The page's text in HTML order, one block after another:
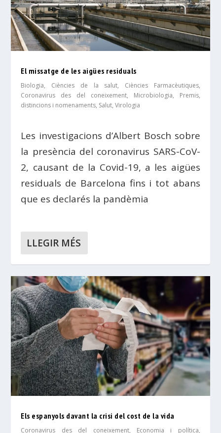
El missatge de les aigües residuals
Biologia, Ciències de la salut, Ciències Farmacèutiques,
Coronavirus des del coneixement, Microbiologia, Premis,
distincions i nomenaments, Salut,Virologia
Les investigacions d’Albert Bosch sobre
la presència del coronavirus SARS-CoV-
2, causant de la Covid-19, a les aigües
residuals de Barcelona fins i tot abans
que es declarés la pandèmia
LLEGIR MÉS
Els espanyols davant la crisi del cost de la vida
Coronavirus des del coneixement, Economia i política,